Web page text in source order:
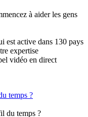
à aider les gens
est active dans 130 pays
expertise
vidéo en direct
temps ?